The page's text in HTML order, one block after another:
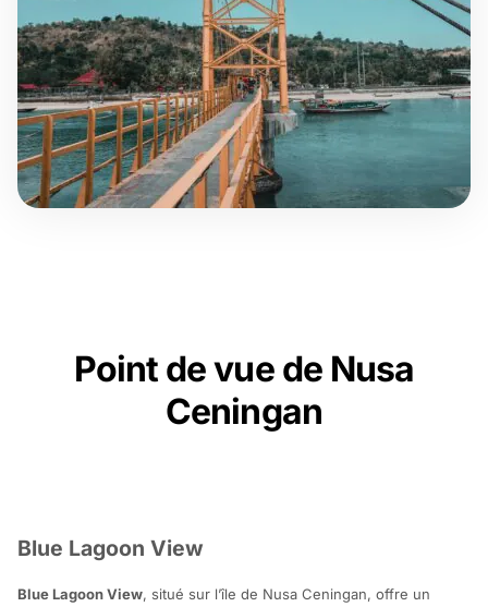
Point de vue de Nusa
Ceningan
Blue Lagoon View
Blue Lagoon View, situé sur l’île de Nusa Ceningan, offre un